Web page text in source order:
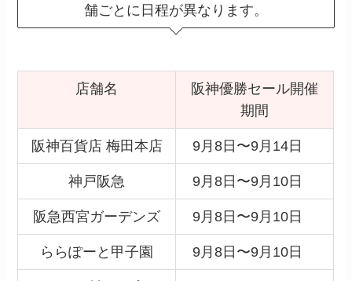
舗ごとに日程が異なります。
店舗名
阪神優勝セール開催
期間
阪神百貨店 梅田本店 9月8日〜9月14日
神戸阪急 9月8日〜9月10日
阪急西宮ガーデンズ 9月8日〜9月10日
ららぽーと甲子園 9月8日〜9月10日